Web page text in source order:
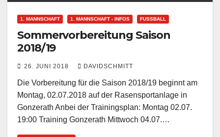
1. MANNSCHAFT 1. MANNSCHAFT - INFOS FUSSBALL
Sommervorbereitung Saison
2018/19
26. JUNI 2018 DAVIDSCHMITT
Die Vorbereitung für die Saison 2018/19 beginnt am
Montag, 02.07.2018 auf der Rasensportanlage in
Gonzerath Anbei der Trainingsplan: Montag 02.07.
19:00 Training Gonzerath Mittwoch 04.07.…